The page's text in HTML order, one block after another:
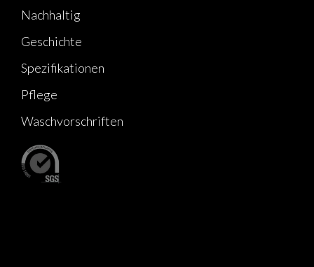
Nachhaltig
Geschichte
Spezifikationen
Pflege
Waschvorschriften